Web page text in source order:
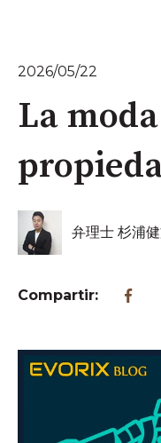
2026/05/22
La
弁理士 杉浦
Compartir: